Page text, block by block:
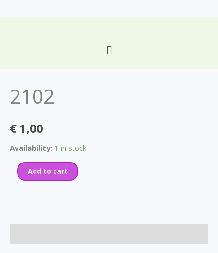
Main
2102
€ 1,00
Availability: 1 in stock
Add to cart